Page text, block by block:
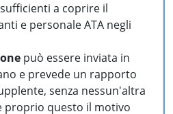
a coprire il
e personale ATA negli
può essere inviata in
e prevede un rapporto
senza nessun'altra
proprio questo il motivo